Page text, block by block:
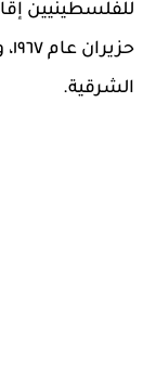
للفلسطينيين
الشرقية.